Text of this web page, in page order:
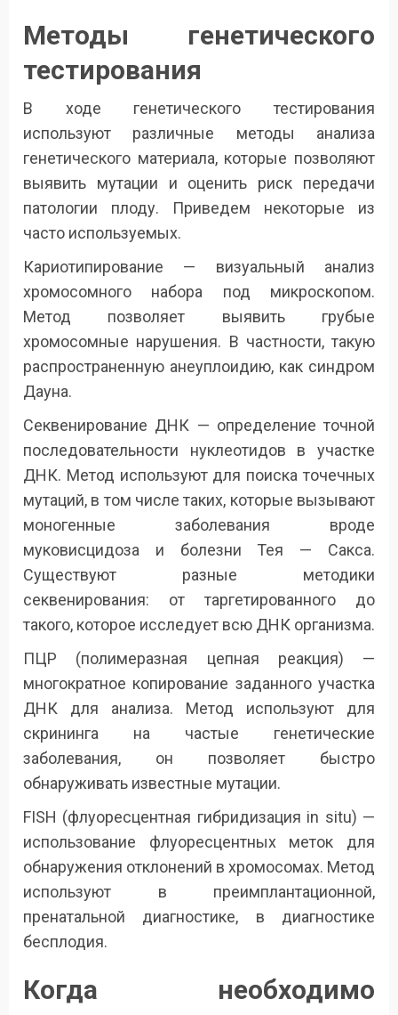
Методы генетического
тестирования
В ходе генетического тестирования
используют различные методы анализа
генетического материала, которые позволяют
выявить мутации и оценить риск передачи
патологии плоду. Приведем некоторые из
часто используемых.
Кариотипирование — визуальный анализ
хромосомного набора под микроскопом.
Метод позволяет выявить грубые
хромосомные нарушения. В частности, такую
распространенную анеуплоидию, как синдром
Дауна.
Секвенирование ДНК — определение точной
последовательности нуклеотидов в участке
ДНК. Метод используют для поиска точечных
мутаций, в том числе таких, которые вызывают
моногенные заболевания вроде
муковисцидоза и болезни Тея — Сакса.
Существуют разные методики
секвенирования: от таргетированного до
такого, которое исследует всю ДНК организма.
ПЦР (полимеразная цепная реакция) —
многократное копирование заданного участка
ДНК для анализа. Метод используют для
скрининга на частые генетические
заболевания, он позволяет быстро
обнаруживать известные мутации.
FISH (флуоресцентная гибридизация in situ) —
использование флуоресцентных меток для
обнаружения отклонений в хромосомах. Метод
используют в преимплантационной,
пренатальной диагностике, в диагностике
бесплодия.
Когда необходимо